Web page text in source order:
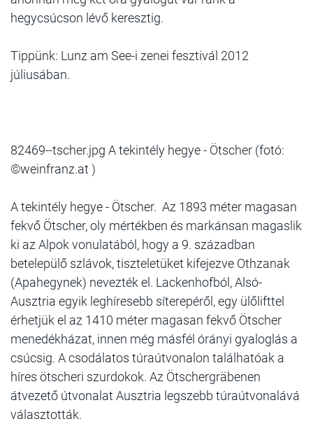
hegycsúcson lévő keresztig.
Tippünk: Lunz am See-i zenei fesztivál 2012
júliusában.
82469--tscher.jpg A tekintély hegye - Ötscher (fotó:
©weinfranz.at )
A tekintély hegye - Ötscher. Az 1893 méter magasan
fekvő Ötscher, oly mértékben és markánsan magaslik
ki az Alpok vonulatából, hogy a 9. században
betelepülő szlávok, tiszteletüket kifejezve Othzanak
(Apahegynek) nevezték el. Lackenhofból, Alsó-
Ausztria egyik leghíresebb síterepéről, egy ülőlifttel
érhetjük el az 1410 méter magasan fekvő Ötscher
menedékházat, innen még másfél órányi gyaloglás a
csúcsig. A csodálatos túraútvonalon találhatóak a
híres ötscheri szurdokok. Az Ötschergräbenen
átvezető útvonalat Ausztria legszebb túraútvonalává
választották.